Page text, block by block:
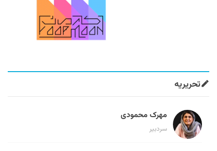
تحریریه
مهرک محمودی
سردبیر